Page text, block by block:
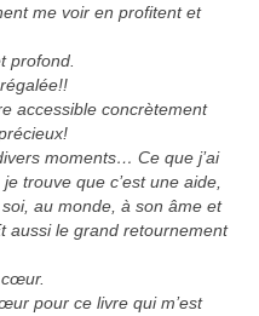
me voir en profitent et
profond.
accessible concrètement
moments… Ce que j’ai
trouve que c’est une aide,
au monde, à son âme et
aussi le grand retournement
pour ce livre qui m’est